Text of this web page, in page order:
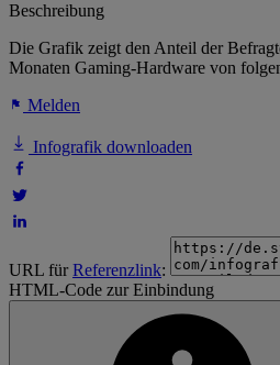
Beschreibung
Die Grafik zeigt den Anteil der
Monaten Gaming-Hardware von
Melden
Infografik downloaden
URL fürReferenzlink:
HTML-Code zur Einbindung